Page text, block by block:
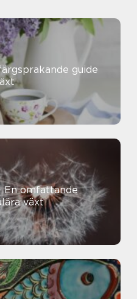
guide
En omfattande
växt